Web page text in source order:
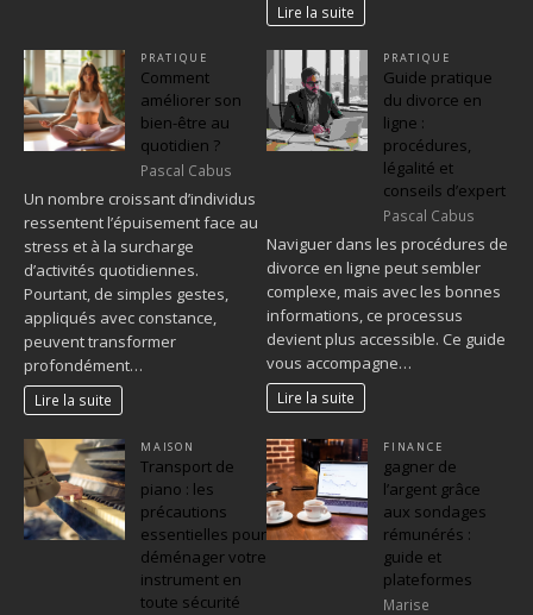
Lire la suite
PRATIQUE
Comment
améliorer son
bien-être au
quotidien ?
Pascal Cabus
Un nombre croissant d’individus
ressentent l’épuisement face au
stress et à la surcharge
d’activités quotidiennes.
Pourtant, de simples gestes,
appliqués avec constance,
peuvent transformer
profondément…
Lire la suite
PRATIQUE
Guide pratique
du divorce en
ligne :
procédures,
légalité et
conseils d’expert
Pascal Cabus
Naviguer dans les procédures de
divorce en ligne peut sembler
complexe, mais avec les bonnes
informations, ce processus
devient plus accessible. Ce guide
vous accompagne…
Lire la suite
MAISON
Transport de
piano : les
précautions
essentielles pour
déménager votre
instrument en
toute sécurité
FINANCE
gagner de
l’argent grâce
aux sondages
rémunérés :
guide et
plateformes
Marise